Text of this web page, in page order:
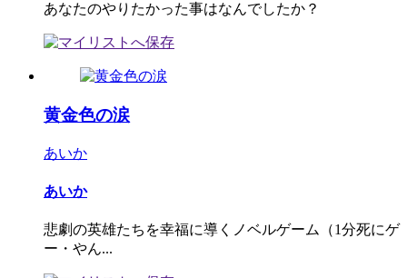
あなたのやりたかった事はなんでしたか？
黄金色の涙
あいか
あいか
悲劇の英雄たちを幸福に導くノベルゲーム（1分死にゲ
ー・やん...